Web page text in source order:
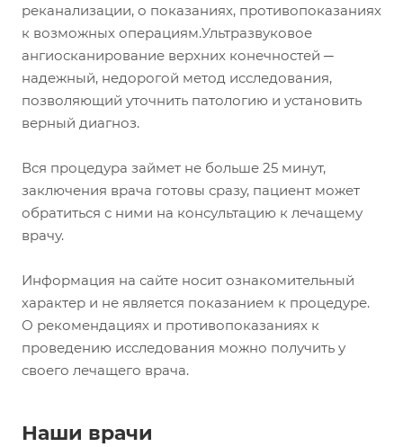
реканализации, о показаниях, противопоказаниях
к возможных операциям.Ультразвуковое
ангиосканирование верхних конечностей ─
надежный, недорогой метод исследования,
позволяющий уточнить патологию и установить
верный диагноз.
Вся процедура займет не больше 25 минут,
заключения врача готовы сразу, пациент может
обратиться с ними на консультацию к лечащему
врачу.
Информация на сайте носит ознакомительный
характер и не является показанием к процедуре.
О рекомендациях и противопоказаниях к
проведению исследования можно получить у
своего лечащего врача.
Наши врачи